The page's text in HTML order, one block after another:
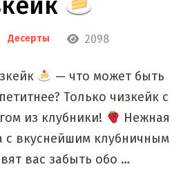
Десерты 2098
— что может быть
Только чизкейк с
из клубники!
Нежная
с вкуснейшим клубничным
вас забыть обо …